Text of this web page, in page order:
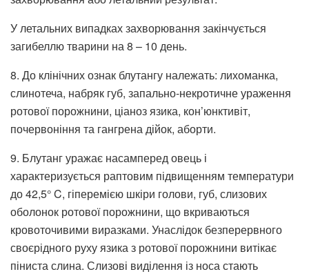
У летальних випадках захворювання закінчується
загибеллю тварини на 8 – 10 день.
8. До клінічних ознак блутангу належать: лихоманка,
слинотеча, набряк губ, запально-некротичне ураження
ротової порожнини, ціаноз язика, кон’юнктивіт,
почервоніння та гангрена дійок, аборти.
9. Блутанг уражає насамперед овець і
характеризується раптовим підвищенням температури
до 42,5° C, гіперемією шкіри голови, губ, слизових
оболонок ротової порожнини, що вкриваються
кровоточивими виразками. Унаслідок безперервного
своєрідного руху язика з ротової порожнини витікає
піниста слина. Слизові виділення із носа стають